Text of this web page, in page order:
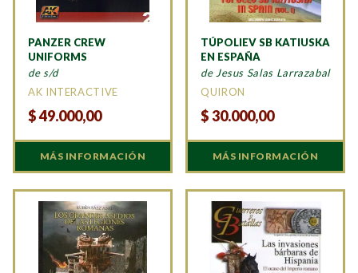
PANZER CREW
UNIFORMS
de s/d
AK INTERACTIVE
$49.000,00
MÁS INFORMACIÓN
TÚPOLIEV SB KATIUSKA
EN ESPAÑA
de Jesus Salas Larrazabal
QUIRON
$30.000,00
MÁS INFORMACIÓN